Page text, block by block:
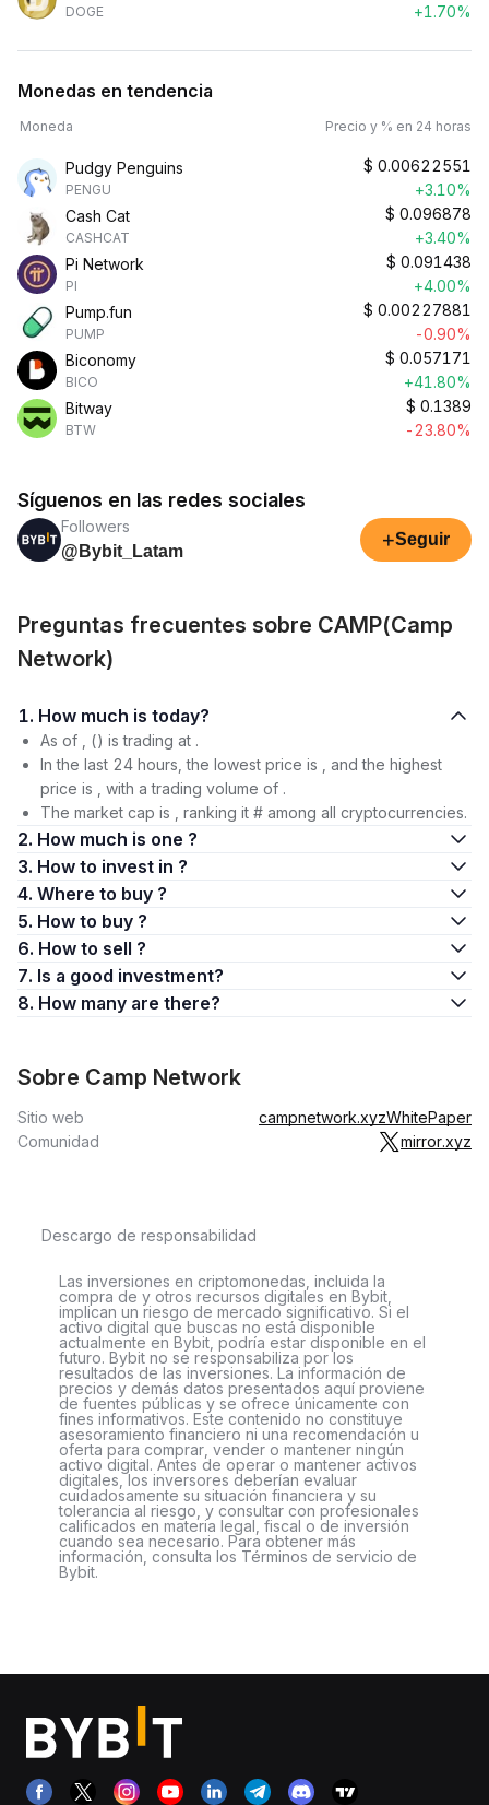
DOGE
+1.70%
Monedas en tendencia
Moneda Precio y % en 24 horas
Pudgy Penguins
PENGU
$ 0.00622551
+3.10%
Cash Cat
CASHCAT
$ 0.096878
+3.40%
Pi Network
PI
$ 0.091438
+4.00%
Pump.fun
PUMP
$ 0.00227881
-0.90%
Biconomy
BICO
$ 0.057171
+41.80%
Bitway
BTW
$ 0.1389
-23.80%
Síguenos en las redes sociales
Followers
@Bybit_Latam
+Seguir
Preguntas frecuentes sobre CAMP(Camp
Network)
1. How much is today?
As of , () is trading at .
In the last 24 hours, the lowest price is , and the highest
price is , with a trading volume of .
The market cap is , ranking it # among all cryptocurrencies.
2. How much is one ?
3. How to invest in ?
4. Where to buy ?
5. How to buy ?
6. How to sell ?
7. Is a good investment?
8. How many are there?
Sobre Camp Network
Sitio web campnetwork.xyzWhitePaper
Comunidad
mirror.xyz
Descargo de responsabilidad
Las inversiones en criptomonedas, incluida la
compra de y otros recursos digitales en Bybit,
implican un riesgo de mercado significativo. Si el
activo digital que buscas no está disponible
actualmente en Bybit, podría estar disponible en el
futuro. Bybit no se responsabiliza por los
resultados de las inversiones. La información de
precios y demás datos presentados aquí proviene
de fuentes públicas y se ofrece únicamente con
fines informativos. Este contenido no constituye
asesoramiento financiero ni una recomendación u
oferta para comprar, vender o mantener ningún
activo digital. Antes de operar o mantener activos
digitales, los inversores deberían evaluar
cuidadosamente su situación financiera y su
tolerancia al riesgo, y consultar con profesionales
calificados en materia legal, fiscal o de inversión
cuando sea necesario. Para obtener más
información, consulta los Términos de servicio de
Bybit.